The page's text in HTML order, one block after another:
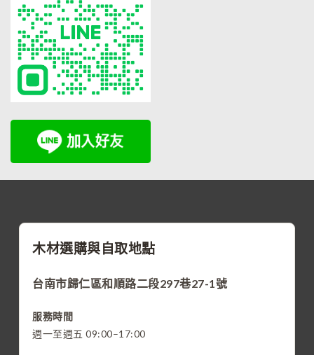
木材選購與自取地點
台南市歸仁區和順路二段297巷27-1號
服務時間
週一至週五 09:00–17:00